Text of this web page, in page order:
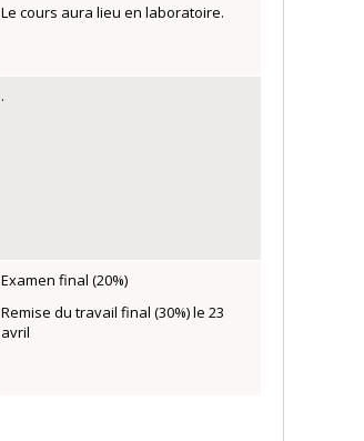
Le cours aura lieu en laboratoire.
.
Examen final (20%)
Remise du travail final (30%) le 23
avril